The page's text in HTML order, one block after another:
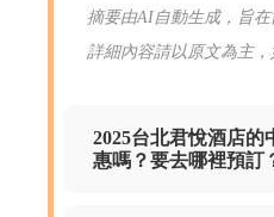
摘要由AI自動生成，旨在
詳細內容請以原文為主，
2025台北君悅酒店的
惠嗎？要去哪裡預訂